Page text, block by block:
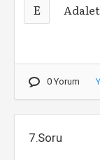
E
0 Yorum
7.Soru